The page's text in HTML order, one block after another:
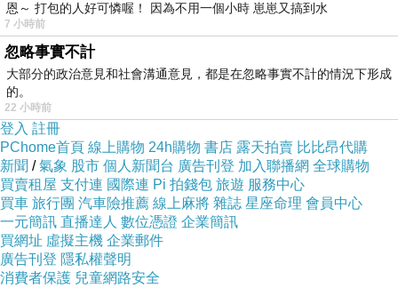
看完這部片子讓我想起中國也有部名【夜奔】的片子亦是描寫戲子的同
性之愛，差別在於時空、人物關係的佈署與不同角色的論述觀點等
一個是古代韓國、一個是二次大戰時期
一個是由主角本身來敘述、一個多由唯一的女主角來論述
一個是兩人一起赴死、一個是至死不再相見
這二部戲都有一些共通點，均是3男1女的錯綜感情糾葛、均是戲子處於
弱勢，面對強勢的逼迫與生活需求，不得不妥協、都算是悲劇收場
大紅色是我對這片子的深刻印象，雖然也充斥著彩色鮮豔的典型韓國
風，但紅與白色的服飾及紅唇搭在孔吉身上，就是好看。
當後來看到劇中戲子們演戲的服飾，竟然跟中國京劇的服飾與妝扮是如
恩～ 打包的人好可憐喔！ 因為不用一個小時 崽崽又搞到水
7 小時前
忽略事實不計
大部分的政治意見和社會溝通意見，都是在忽略事實不計的情況下形成
的。
22 小時前
登入 註冊
PChome首頁 線上購物 24h購物 書店 露天拍賣 比比昂代購
新聞 /氣象 股市 個人新聞台 廣告刊登 加入聯播網 全球購物
買賣租屋 支付連 國際連 Pi 拍錢包 旅遊 服務中心
買車 旅行團 汽車險推薦 線上麻將 雜誌 星座命理 會員中心
一元簡訊 直播達人 數位憑證 企業簡訊
買網址 虛擬主機 企業郵件
廣告刊登 隱私權聲明
消費者保護 兒童網路安全